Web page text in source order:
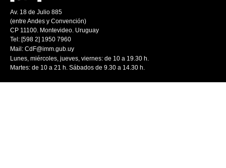
Av. 18 de Julio 885
(entre Andes y Convención)
CP 11100. Montevideo. Uruguay
Tel: [598 2] 1950 7960
Mail: CdF@imm.gub.uy
Lunes, miércoles, jueves, viernes: de 10 a 19.30 h.
Martes: de 10 a 21 h. Sábados de 9.30 a 14.30 h.